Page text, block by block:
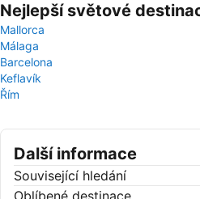
Nejlepší světové
Mallorca
Málaga
Barcelona
Keflavík
Řím
Další informace
Související hledání
Oblíbené destinace